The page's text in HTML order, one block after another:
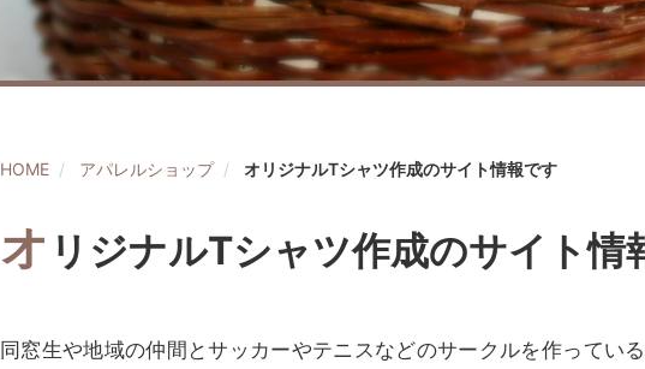
HOME アパレルショップ オリジナルTシャツ作成のサイト情報です
オ リジナルTシャツ作成のサイト情
同窓生や地域の仲間とサッカーやテニスなどのサークルを作ってい